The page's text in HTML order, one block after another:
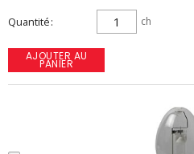
Quantité ch
AJOUTER AU
PANIER